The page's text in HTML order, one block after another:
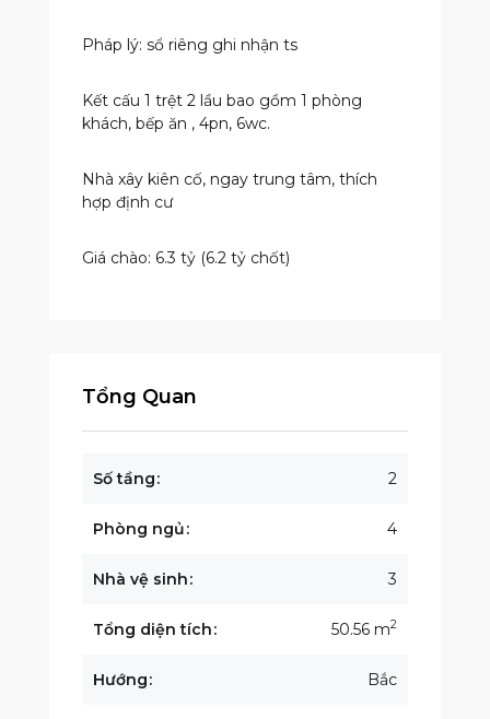
Pháp lý: sổ riêng ghi nhận ts
Kết cấu 1 trệt 2 lầu bao gồm 1 phòng
khách, bếp ăn , 4pn, 6wc.
Nhà xây kiên cố, ngay trung tâm, thích
hợp định cư
Giá chào: 6.3 tỷ (6.2 tỷ chốt)
Tổng Quan
Số tầng 2
Phòng ngủ 4
Nhà vệ sinh 3
Tổng diện tích 50.56 m2
Hướng Bắc